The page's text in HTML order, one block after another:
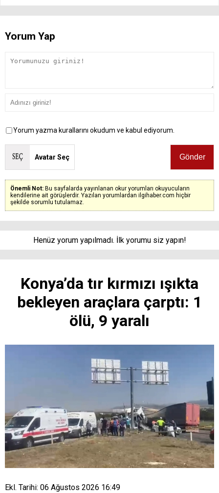
Yorum Yap
Yorum yazma kurallarını okudum ve kabul ediyorum.
Avatar Seç
Önemli Not: Bu sayfalarda yayınlanan okur yorumları okuyucuların
kendilerine ait görüşlerdir. Yazılan yorumlardan ilgihaber.com hiçbir
şekilde sorumlu tutulamaz.
Henüz yorum yapılmadı. İlk yorumu siz yapın!
Konya’da tır kırmızı ışıkta
bekleyen araçlara çarptı: 1
ölü, 9 yaralı
Ekl. Tarihi: 06 Ağustos 2026 16:49